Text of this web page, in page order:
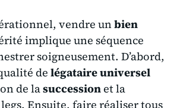
vendre unbien
implique une séquence
soigneusement. D’abord,
de légataire universel
de lasuccessionet la
Ensuite, faire réaliser tous